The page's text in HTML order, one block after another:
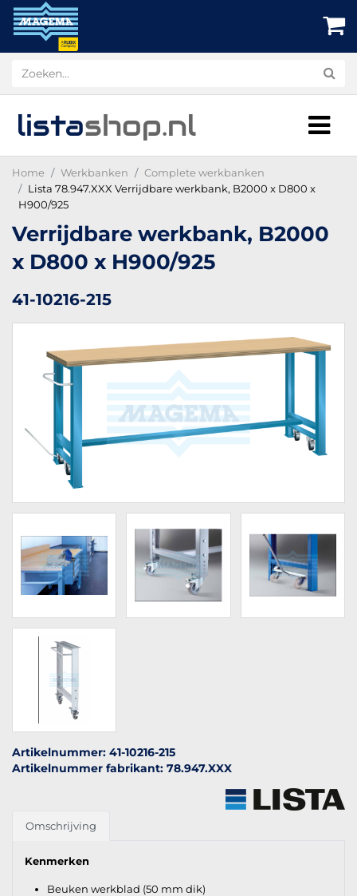
listashop.nl
Home Werkbanken
Complete werkbanken
Lista 78.947.XXX Verrijdbare werkbank, B2000 x D800 x
H900/925
Verrijdbare werkbank, B2000
x D800 x H900/925
41-10216-215
Artikelnummer: 41-10216-215
Artikelnummer fabrikant: 78.947.XXX
Omschrijving
Kenmerken
Beuken werkblad (50 mm dik)